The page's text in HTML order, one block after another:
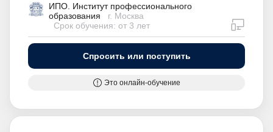
ИПО. Институт профессионального
образования
г. Москва
Срок обучения: от 3 лет
Спросить или поступить
Это онлайн-обучение